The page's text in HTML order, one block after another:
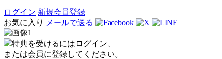
ログイン 新規会員登録
お気に入り
メールで送る
特典を受けるにはログイン、
または会員に登録してください。